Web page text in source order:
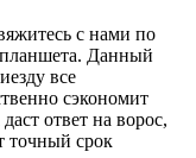
с нами по
Данный
все
сэкономит
ответ на ворос,
точный срок